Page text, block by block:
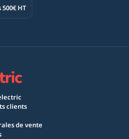
HT
clients
de vente